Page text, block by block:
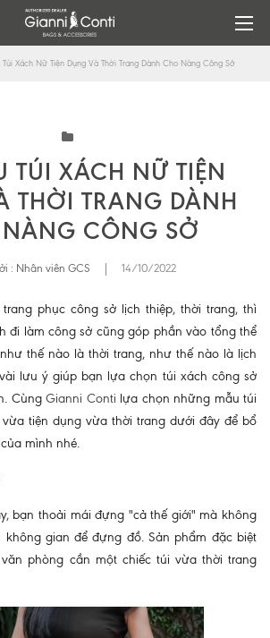
Xách Nữ Tiện Dụng Và Thời Trang Dành Cho Nàng Công Sở
TÚI XÁCH NỮ TIỆN
THỜI TRANG DÀNH
CÔNG SỞ
: Nhân viên GCS 14/10/2022
phục công sở lịch thiệp, thời trang, thì
đi làm công sở cũng góp phần vào tổng thể
thế nào là thời trang, như thế nào là lịch
lưu ý giúp bạn lựa chọn túi xách công sở
Cùng Gianni Conti lựa chọn những mẫu túi
tiện dụng vừa thời trang dưới đây để bổ
mình nhé.
bạn thoải mái đựng "cả thế giới" mà không
không gian để đựng đồ. Sản phẩm đặc biệt
phòng cần một chiếc túi vừa thời trang